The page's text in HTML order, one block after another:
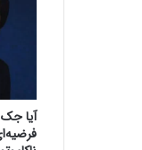
l
e
I
آیا